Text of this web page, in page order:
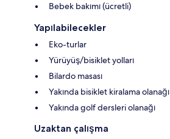
Bebek bakımı (ücretli)
Yapılabilecekler
Eko-turlar
Yürüyüş/bisiklet yolları
Bilardo masası
Yakında bisiklet kiralama olanağı
Yakında golf dersleri olanağı
Uzaktan çalışma